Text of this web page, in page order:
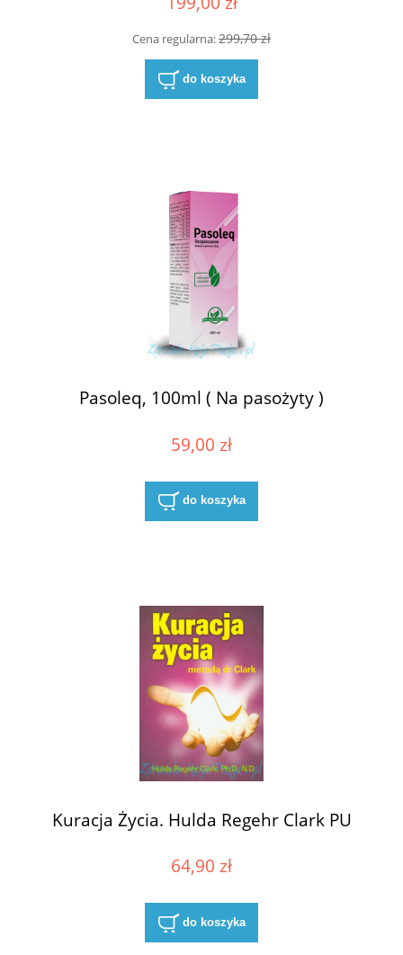
Cena regularna:299,70 zł
do koszyka
Pasoleq, 100ml ( Na pasożyty )
59,00 zł
do koszyka
Kuracja Życia. Hulda Regehr Clark PU
64,90 zł
do koszyka